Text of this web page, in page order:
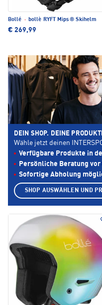
Bollé · bollè RYFT Mips® Skihelm
€ 269,99
DEIN SHOP. DEINE
Wähle jetzt deinen
Verfügbare Produkte in
Persönliche Beratung vor
Sofortige Abholung